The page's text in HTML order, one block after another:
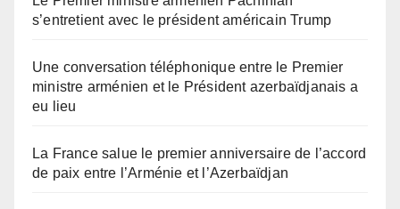
s’entretient avec le président américain Trump
Une conversation téléphonique entre le Premier
ministre arménien et le Président azerbaïdjanais a
eu lieu
La France salue le premier anniversaire de l’accord
de paix entre l’Arménie et l’Azerbaïdjan